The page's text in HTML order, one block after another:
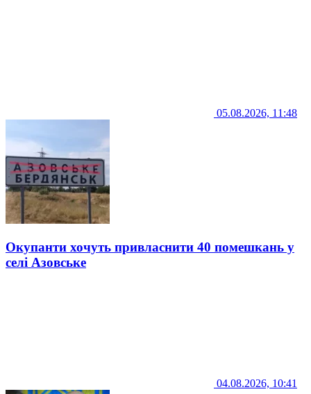
05.08.2026, 11:48
Окупанти хочуть привласнити 40 помешкань у
селі Азовське
04.08.2026, 10:41